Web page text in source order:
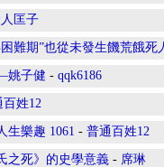
匡子
難期”也從未發生饑荒餓死
姚子健 - qqk6186
百姓12
生樂趣 1061 - 普通百姓12
之死》的史學意義 - 席琳